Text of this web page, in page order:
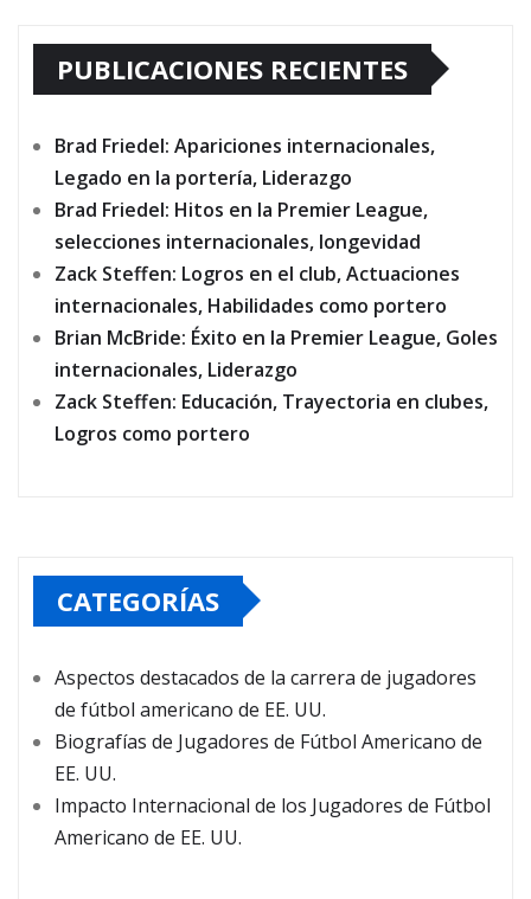
PUBLICACIONES RECIENTES
Brad Friedel: Apariciones internacionales,
Legado en la portería, Liderazgo
Brad Friedel: Hitos en la Premier League,
selecciones internacionales, longevidad
Zack Steffen: Logros en el club, Actuaciones
internacionales, Habilidades como portero
Brian McBride: Éxito en la Premier League, Goles
internacionales, Liderazgo
Zack Steffen: Educación, Trayectoria en clubes,
Logros como portero
CATEGORÍAS
Aspectos destacados de la carrera de jugadores
de fútbol americano de EE. UU.
Biografías de Jugadores de Fútbol Americano de
EE. UU.
Impacto Internacional de los Jugadores de Fútbol
Americano de EE. UU.